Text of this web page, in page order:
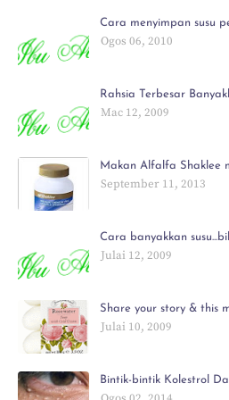
Cara menyimpan susu
Ogos 06, 2010
Rahsia Terbesar
Mac 12, 2009
Makan Alfalfa Shaklee
September 11, 2013
Cara banyakkan
Julai 12, 2009
Share your story & this
Julai 10, 2009
Bintik-bintik Kolestrol